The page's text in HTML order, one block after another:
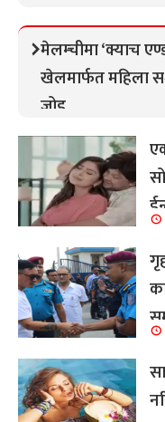
मेलम्चीमा ‘क्याच
खेलमार्फत महिला
जोड